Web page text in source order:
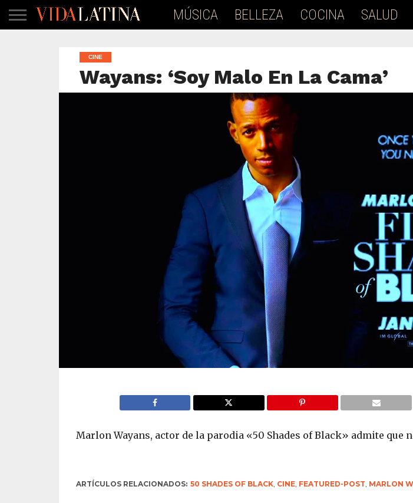
MÚSICA BELLEZA COCINA SALUD
CINE
Wayans: ‘Soy Malo En La Cama’
Marlon Wayans, actor de la parodia «50 Shades of Black» admite que
ARTÍCULOS RELACIONADOS: 50 SHADES OF BLACK, CINE, FEATURED-POST, MARLON